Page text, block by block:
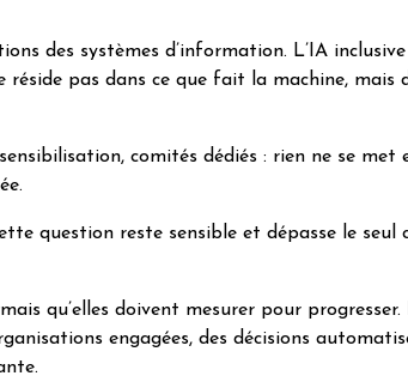
des systèmes d’information. L’IA
pas dans ce que fait la machine, mais
comités dédiés : rien ne se met
question reste sensible et dépasse le seul
qu’elles doivent mesurer pour
engagées, des décisions